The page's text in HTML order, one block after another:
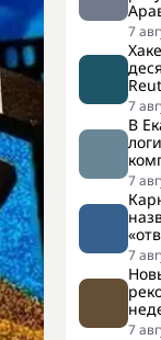
7
7
В
7
7
7